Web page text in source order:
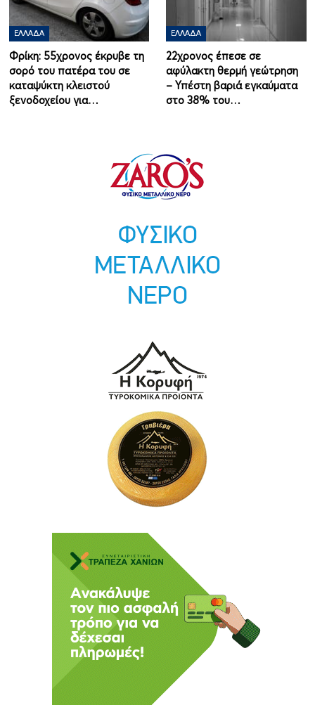
ΕΛΛΆΔΑ
Φρίκη: 55χρονος έκρυβε τη
σορό του πατέρα του σε
καταψύκτη κλειστού
ξενοδοχείου για…
ΕΛΛΆΔΑ
22χρονος έπεσε σε
αφύλακτη θερμή γεώτρηση
– Υπέστη βαριά εγκαύματα
στο 38% του…